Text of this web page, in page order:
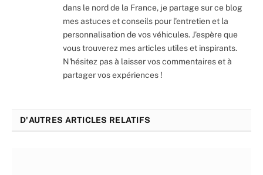
dans le nord de la France, je partage sur ce blog
mes astuces et conseils pour l'entretien et la
personnalisation de vos véhicules. J'espère que
vous trouverez mes articles utiles et inspirants.
N'hésitez pas à laisser vos commentaires et à
partager vos expériences !
D'AUTRES ARTICLES RELATIFS